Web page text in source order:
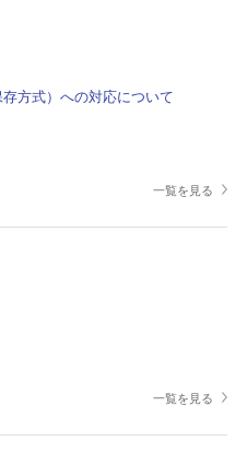
方式）への対応について
一覧を見る
一覧を見る